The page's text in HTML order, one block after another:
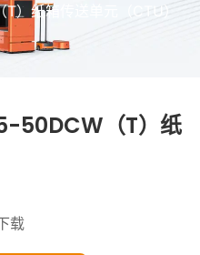
）纸箱传送单元（CTU）
50DCW（T）纸
载